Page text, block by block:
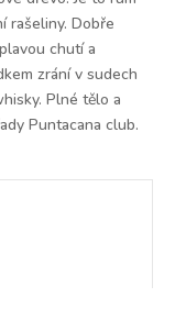
rašeliny. Dobře
chutí a
zrání v sudech
Plné tělo a
Puntacana club.